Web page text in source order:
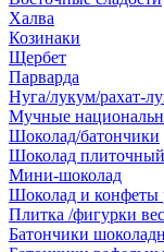
Халва
Козинаки
Щербет
Парварда
Нуга/лукум/рахат-
Мучные
Шоколад/батончики
Шоколад плиточный
Мини-шоколад
Шоколад и конфеты
Плитка /фигурки
Батончики